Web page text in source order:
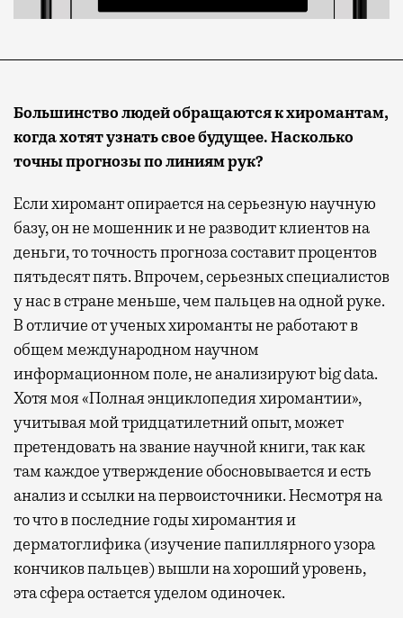
Большинство людей обращаются к хиромантам,
когда хотят узнать свое будущее. Насколько
точны прогнозы по линиям рук?
Если хиромант опирается на серьезную научную
базу, он не мошенник и не разводит клиентов на
деньги, то точность прогноза составит процентов
пятьдесят пять. Впрочем, серьезных специалистов
у нас в стране меньше, чем пальцев на одной руке.
В отличие от ученых хироманты не работают в
общем международном научном
информационном поле, не анализируют big data.
Хотя моя «Полная энциклопедия хиромантии»,
учитывая мой тридцатилетний опыт, может
претендовать на звание научной книги, так как
там каждое утверждение обосновывается и есть
анализ и ссылки на первоисточники. Несмотря на
то что в последние годы хиромантия и
дерматоглифика (изучение папиллярного узора
кончиков пальцев) вышли на хороший уровень,
эта сфера остается уделом одиночек.